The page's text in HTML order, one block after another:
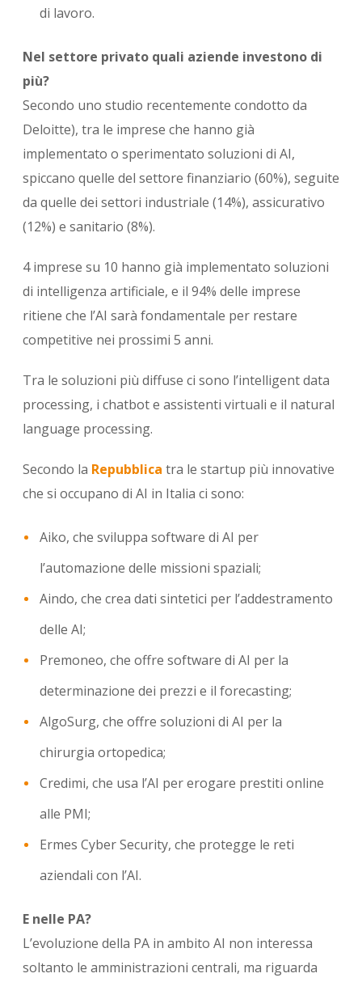
di lavoro.
Nel settore privato quali aziende investono di
più?
Secondo uno studio recentemente condotto da
Deloitte), tra le imprese che hanno già
implementato o sperimentato soluzioni di AI,
spiccano quelle del settore finanziario (60%), seguite
da quelle dei settori industriale (14%), assicurativo
(12%) e sanitario (8%).
4 imprese su 10 hanno già implementato soluzioni
di intelligenza artificiale, e il 94% delle imprese
ritiene che l’AI sarà fondamentale per restare
competitive nei prossimi 5 anni.
Tra le soluzioni più diffuse ci sono l’intelligent data
processing, i chatbot e assistenti virtuali e il natural
language processing.
Secondo la Repubblica tra le startup più innovative
che si occupano di AI in Italia ci sono:
Aiko, che sviluppa software di AI per
l’automazione delle missioni spaziali;
Aindo, che crea dati sintetici per l’addestramento
delle AI;
Premoneo, che offre software di AI per la
determinazione dei prezzi e il forecasting;
AlgoSurg, che offre soluzioni di AI per la
chirurgia ortopedica;
Credimi, che usa l’AI per erogare prestiti online
alle PMI;
Ermes Cyber Security, che protegge le reti
aziendali con l’AI.
E nelle PA?
L’evoluzione della PA in ambito AI non interessa
soltanto le amministrazioni centrali, ma riguarda